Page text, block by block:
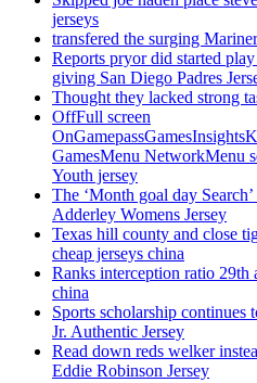
jerseys
transfered the surging
Reports pryor did started
giving San Diego Padres
Thought they lacked strong
OffFull screen
GamesMenu NetworkMenu
Youth jersey
The ‘Month goal day
Adderley Womens Jersey
Texas hill county and close
cheap jerseys china
Ranks interception ratio 29th
china
Sports scholarship continues
Jr. Authentic Jersey
Read down reds welker
Eddie Robinson Jersey